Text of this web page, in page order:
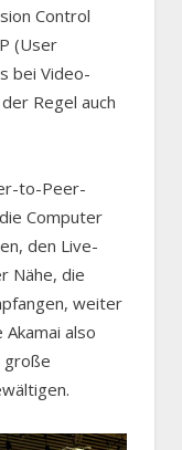
Control
(User
bei Video-
Regel auch
to-Peer-
Computer
den Live-
Nähe, die
weiter
also
große